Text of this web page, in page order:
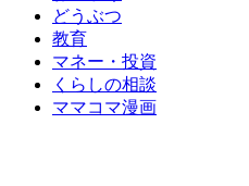
どうぶつ
教育
マネー・投資
くらしの相談
ママコマ漫画